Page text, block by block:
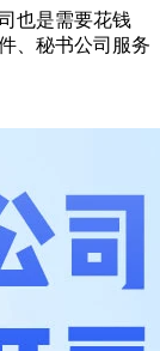
也是需要花钱
、秘书公司服务